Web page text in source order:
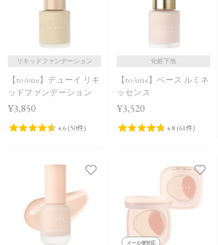
リキッドファンデーション
【to/one】デューイ リキ
ッドファンデーション
¥3,850
化粧下地
【to/one】ベース ルミネ
ッセンス
¥3,520
メール便対応